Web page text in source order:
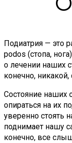
Подиатрия — это
podos (стопа,
о лечении наших
конечно,
Состояние наших
опираться на их
уверенно стоять
поднимает нашу
конечно, все